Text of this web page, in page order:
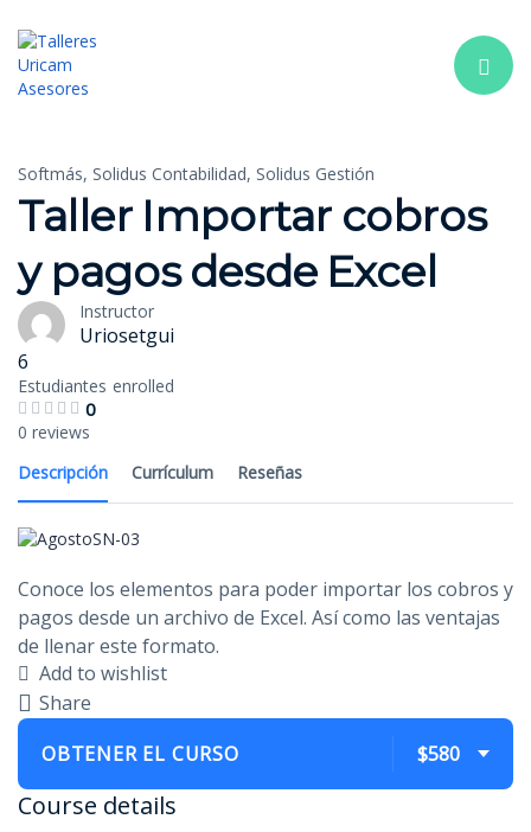
Toggle
Softmás, Solidus Contabilidad, Solidus Gestión
Taller Importar cobros
y pagos desde Excel
Instructor
Uriosetgui
6
Estudiantes enrolled
0
0 reviews
Descripción
Currículum Reseñas
Conoce los elementos para poder importar los cobros y
pagos desde un archivo de Excel. Así como las ventajas
de llenar este formato.
Add to wishlist
Share
OBTENER EL CURSO
$580
Course details